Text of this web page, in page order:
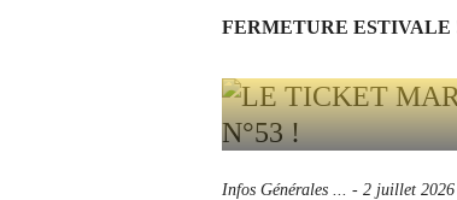
FERMETURE ESTIVALE
Infos Générales ... - 2 juillet 2026